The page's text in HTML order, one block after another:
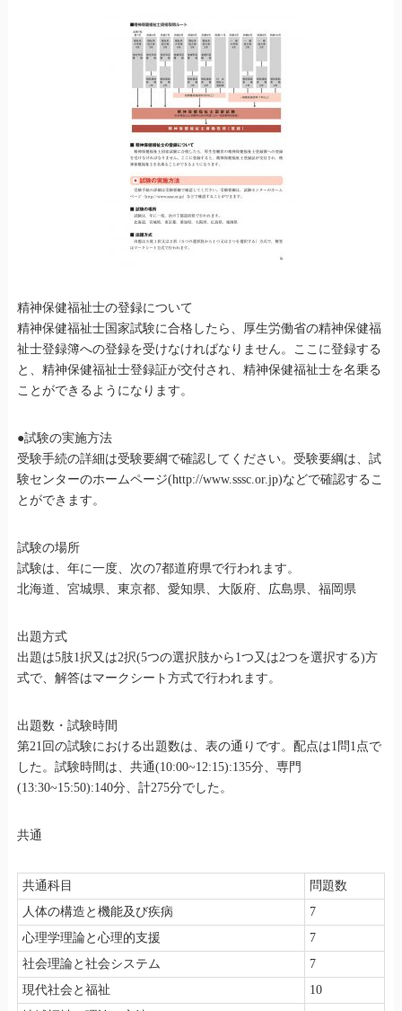
精神保健福祉士の登録について
精神保健福祉士国家試験に合格したら、厚生労働省の精神保健福
祉士登録簿への登録を受けなければなりません。ここに登録する
と、精神保健福祉士登録証が交付され、精神保健福祉士を名乗る
ことができるようになります。
●試験の実施方法
受験手続の詳細は受験要綱で確認してください。受験要綱は、試
験センターのホームページ(http://www.sssc.or.jp)などで確認するこ
とができます。
試験の場所
試験は、年に一度、次の7都道府県で行われます。
北海道、宮城県、東京都、愛知県、大阪府、広島県、福岡県
出題方式
出題は5肢1択又は2択(5つの選択肢から1つ又は2つを選択する)方
式で、解答はマークシート方式で行われます。
出題数・試験時間
第21回の試験における出題数は、表の通りです。配点は1問1点で
した。試験時間は、共通(10:00~12:15):135分、専門
(13:30~15:50):140分、計275分でした。
共通
共通科目
問題数
人体の構造と機能及び疾病
7
心理学理論と心理的支援
7
社会理論と社会システム
7
現代社会と福祉
10